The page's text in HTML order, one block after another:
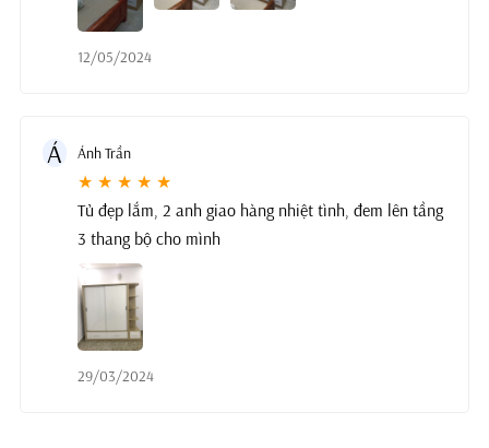
12/05/2024
Á Ánh Trần
★ ★ ★ ★ ★
Tủ đẹp lắm, 2 anh giao hàng nhiệt tình, đem lên tầng
3 thang bộ cho mình
29/03/2024